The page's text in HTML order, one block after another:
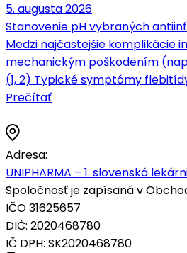
5. augusta 2026
Stanovenie pH vybraných
Medzi najčastejšie komplikácie
mechanickým poškodením
(1, 2) Typické symptómy
Prečítať
Adresa:
UNIPHARMA – 1. slovenská
Spoločnosť je zapísaná v
IČO 31625657
DIČ: 2020468780
IČ DPH: SK2020468780